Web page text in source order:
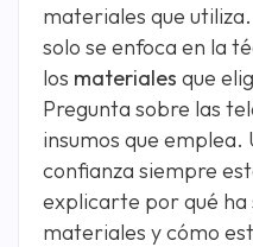
materiales que
solo se enfoca en la
los materiales que
Pregunta sobre las
insumos que emplea.
confianza siempre
explicarte por qué
materiales y cómo